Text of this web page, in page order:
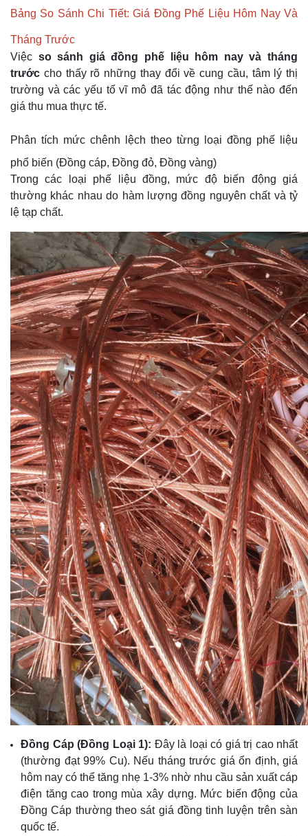
Bảng So Sánh Chi Tiết: Giá Đồng Phế Liệu Hôm Nay Và
Tháng Trước
Việc so sánh giá đồng phế liệu hôm nay và tháng
trước cho thấy rõ những thay đổi về cung cầu, tâm lý thị
trường và các yếu tố vĩ mô đã tác động như thế nào đến
giá thu mua thực tế.
Phân tích mức chênh lệch theo từng loại đồng phế liệu
phổ biến (Đồng cáp, Đồng đỏ, Đồng vàng)
Trong các loại phế liệu đồng, mức độ biến động giá
thường khác nhau do hàm lượng đồng nguyên chất và tỷ
lệ tạp chất.
Đồng Cáp (Đồng Loại 1): Đây là loại có giá trị cao nhất
(thường đạt 99% Cu). Nếu tháng trước giá ổn định, giá
hôm nay có thể tăng nhẹ 1-3% nhờ nhu cầu sản xuất cáp
điện tăng cao trong mùa xây dựng. Mức biến động của
Đồng Cáp thường theo sát giá đồng tinh luyện trên sàn
quốc tế.